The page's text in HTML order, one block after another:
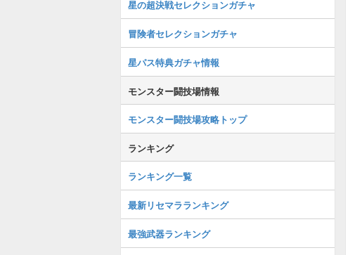
星の超決戦セレクションガチャ
冒険者セレクションガチャ
星パス特典ガチャ情報
モンスター闘技場情報
モンスター闘技場攻略トップ
ランキング
ランキング一覧
最新リセマラランキング
最強武器ランキング